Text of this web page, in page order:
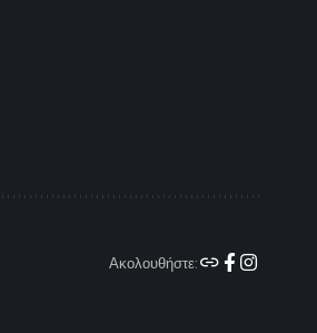
Ακολουθήστε: